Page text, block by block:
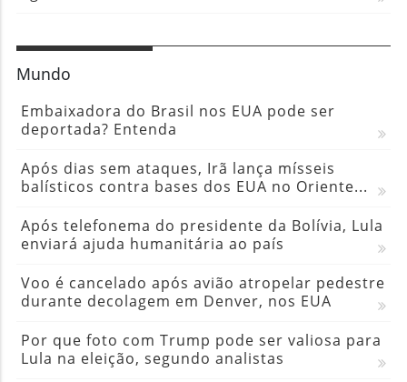
Mundo
Embaixadora do Brasil nos EUA pode ser
deportada? Entenda
Após dias sem ataques, Irã lança mísseis
balísticos contra bases dos EUA no Oriente...
Após telefonema do presidente da Bolívia, Lula
enviará ajuda humanitária ao país
Voo é cancelado após avião atropelar pedestre
durante decolagem em Denver, nos EUA
Por que foto com Trump pode ser valiosa para
Lula na eleição, segundo analistas